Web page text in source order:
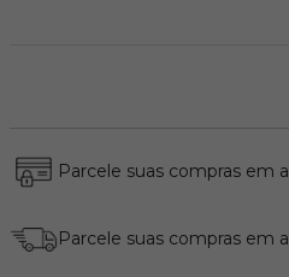
Parcele suas compras em
Parcele suas compras em